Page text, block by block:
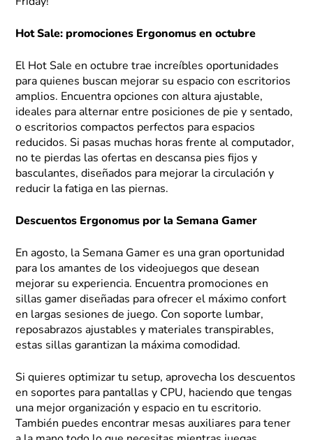
Friday!
Hot Sale: promociones Ergonomus en octubre
El Hot Sale en octubre trae increíbles oportunidades
para quienes buscan mejorar su espacio con escritorios
amplios. Encuentra opciones con altura ajustable,
ideales para alternar entre posiciones de pie y sentado,
o escritorios compactos perfectos para espacios
reducidos. Si pasas muchas horas frente al computador,
no te pierdas las ofertas en descansa pies fijos y
basculantes, diseñados para mejorar la circulación y
reducir la fatiga en las piernas.
Descuentos Ergonomus por la Semana Gamer
En agosto, la Semana Gamer es una gran oportunidad
para los amantes de los videojuegos que desean
mejorar su experiencia. Encuentra promociones en
sillas gamer diseñadas para ofrecer el máximo confort
en largas sesiones de juego. Con soporte lumbar,
reposabrazos ajustables y materiales transpirables,
estas sillas garantizan la máxima comodidad.
Si quieres optimizar tu setup, aprovecha los descuentos
en soportes para pantallas y CPU, haciendo que tengas
una mejor organización y espacio en tu escritorio.
También puedes encontrar mesas auxiliares para tener